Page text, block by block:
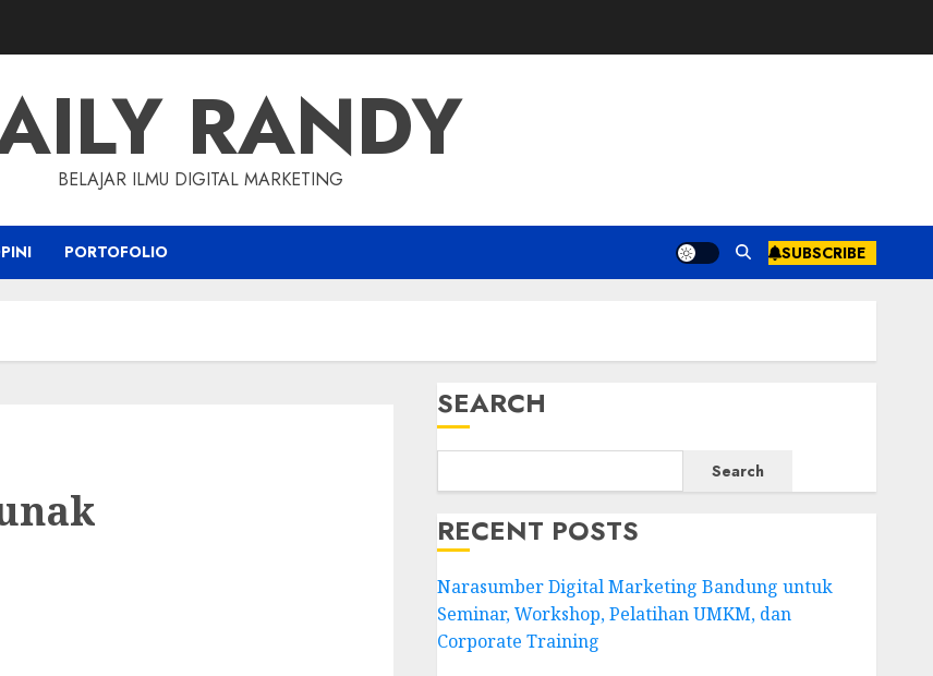
RANDY
BELAJAR ILMU DIGITAL MARKETING
PORTOFOLIO SUBSCRIBE
SEARCH
Search
RECENT POSTS
Narasumber Digital Marketing Bandung untuk
Seminar, Workshop, Pelatihan UMKM, dan
Corporate Training